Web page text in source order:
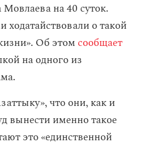
на 40 суток.
ходатайствовали о такой
Об этомсообщает
на одного из
что они, как и
вынести именно такое
это «единственной